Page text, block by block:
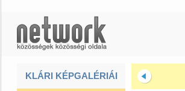
KLÁRI KÉPGALÉRIÁI